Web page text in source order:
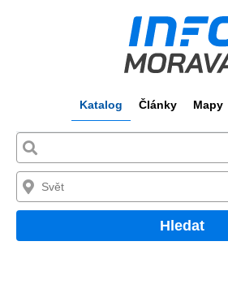
Katalog Články Mapy
Hledat